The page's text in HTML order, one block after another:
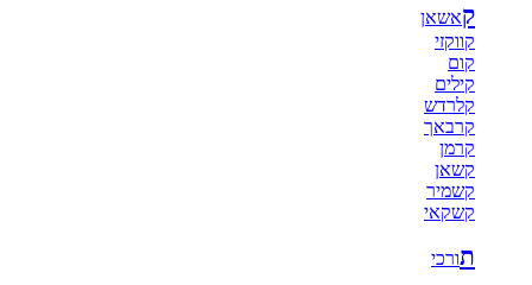
קאשאן
קווקזי
קום
קילים
קלרדש
קרבאך
קרמן
קשאן
קשמיר
קשקאי
תורכי